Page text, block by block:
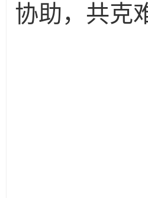
协助，共克